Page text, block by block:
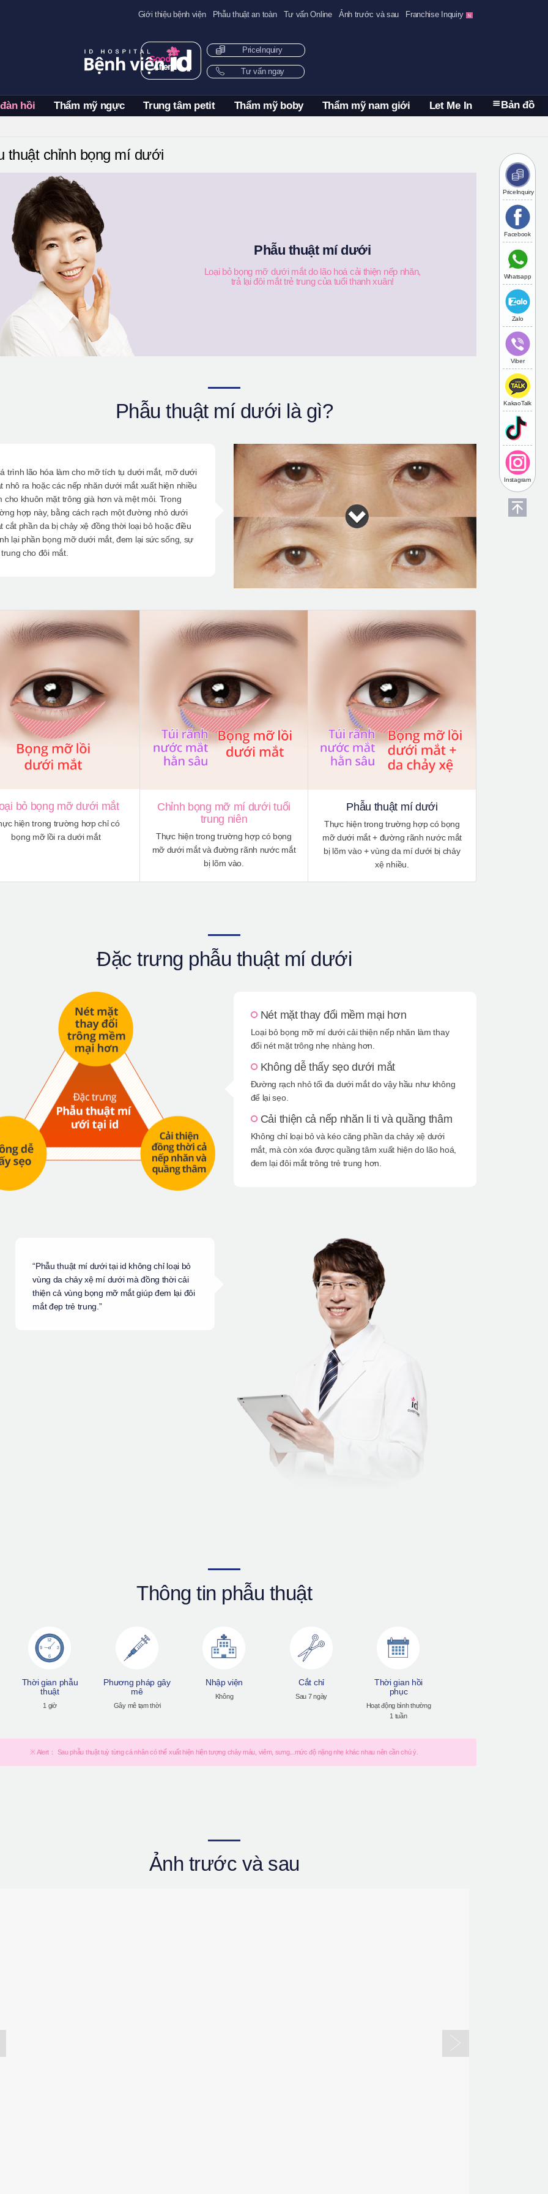
Giới thiệu bệnh viện Phẫu thuật an toàn Tư vấn Online Ảnh trước và sau Franchise Inquiry
hồi Thẩm mỹ ngực Trung tâm petit Thẩm mỹ boby Thẩm mỹ nam giới Let Me In Bản đồ
PriceInquiry
Tư vấn ngay
PriceInquiry
Facebook
Whatsapp
Zalo
Viber
KakaoTalk
Instagram
thuật chỉnh bọng mí dưới
Phẫu thuật mí dưới
Loại bỏ bọng mỡ dưới mắt do lão hoá cải thiện nếp nhăn,
trả lại đôi mắt trẻ trung của tuổi thanh xuân!
Phẫu thuật mí dưới là gì?
trình lão hóa làm cho mỡ tích tụ dưới mắt, mỡ dưới
nhô ra hoặc các nếp nhăn dưới mắt xuất hiện nhiều
cho khuôn mặt trông già hơn và mệt mỏi. Trong
hợp này, bằng cách rạch một đường nhỏ dưới
cắt phần da bị chảy xệ đồng thời loại bỏ hoặc điều
lại phần bọng mỡ dưới mắt, đem lại sức sống, sự
cho đôi mắt.
bỏ bọng mỡ dưới mắt
hiện trong trường hơp chỉ có
bọng mỡ lồi ra dưới mắt
Chỉnh bọng mỡ mí dưới tuổi
trung niên
Thực hiện trong trường hợp có bọng
mỡ dưới mắt và đường rãnh nước mắt
bị lõm vào.
Phẫu thuật mí dưới
Thực hiện trong trường hợp có bọng
mỡ dưới mắt + đường rãnh nước mắt
bị lõm vào + vùng da mí dưới bị chảy
xệ nhiều.
Đặc trưng phẫu thuật mí dưới
Nét mặt thay đổi mềm mại hơn
Loại bỏ bọng mỡ mí dưới cải thiện nếp nhăn làm thay
đổi nét mặt trông nhẹ nhàng hơn.
Không dễ thấy sẹo dưới mắt
Đường rạch nhỏ tối đa dưới mắt do vậy hầu như không
để lại sẹo.
Cải thiện cả nếp nhăn li ti và quầng thâm
Không chỉ loại bỏ và kéo căng phần da chảy xệ dưới
mắt, mà còn xóa được quầng tâm xuất hiện do lão hoá,
đem lại đôi mắt trông trẻ trung hơn.
“Phẫu thuật mí dưới tại id không chỉ loại bỏ
vùng da chảy xệ mí dưới mà đồng thời cải
thiện cả vùng bọng mỡ mắt giúp đem lại đôi
mắt đẹp trẻ trung.”
Thông tin phẫu thuật
Thời gian phẫu
thuật
1 giờ
Phương pháp gây
mê
Gây mê tạm thời
Nhập viện
Không
Cắt chỉ
Sau 7 ngày
Thời gian hồi
phục
Hoạt động bình thường
1 tuần
※ Alert： Sau phẫu thuật tuỳ từng cá nhân có thể xuất hiện hiện tượng chảy máu, viêm, sưng...mức độ nặng nhẹ khác nhau nên cần chú ý.
Ảnh trước và sau